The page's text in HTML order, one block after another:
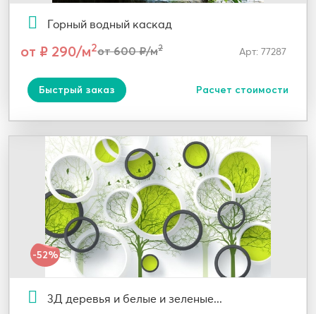
Горный водный каскад
от ₽ 290/м2от 600 ₽/м2 Арт: 77287
Быстрый заказ Расчет стоимости
-52%
3Д деревья и белые и зеленые...